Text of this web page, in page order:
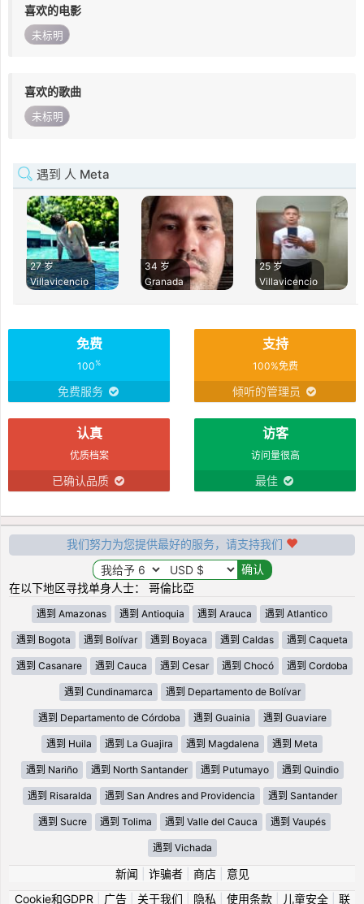
喜欢的电影
未标明
喜欢的歌曲
未标明
遇到 人 Meta
27 岁
Villavicencio
34 岁
Granada
25 岁
Villavicencio
免费
100%
免费服务
支持
100%免费
倾听的管理员
认真
优质档案
已确认品质
访客
访问量很高
最佳
我们努力为您提供最好的服务，请支持我们
在以下地区寻找单身人士： 哥倫比亞
遇到 Amazonas 遇到 Antioquia 遇到 Arauca 遇到 Atlantico
遇到 Bogota 遇到 Bolívar 遇到 Boyaca 遇到 Caldas 遇到 Caqueta
遇到 Casanare 遇到 Cauca 遇到 Cesar 遇到 Chocó 遇到 Cordoba
遇到 Cundinamarca 遇到 Departamento de Bolívar
遇到 Departamento de Córdoba 遇到 Guainia 遇到 Guaviare
遇到 Huila 遇到 La Guajira 遇到 Magdalena 遇到 Meta
遇到 Nariño 遇到 North Santander 遇到 Putumayo 遇到 Quindio
遇到 Risaralda 遇到 San Andres and Providencia 遇到 Santander
遇到 Sucre 遇到 Tolima 遇到 Valle del Cauca 遇到 Vaupés
遇到 Vichada
新闻 诈骗者| 商店| 意见
Cookie和GDPR
广告| 关于我们 隐私 使用条款| 儿童安全| 联